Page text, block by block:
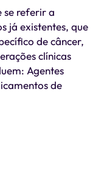
se referir a
já existentes, que
de câncer,
clínicas
Agentes
de